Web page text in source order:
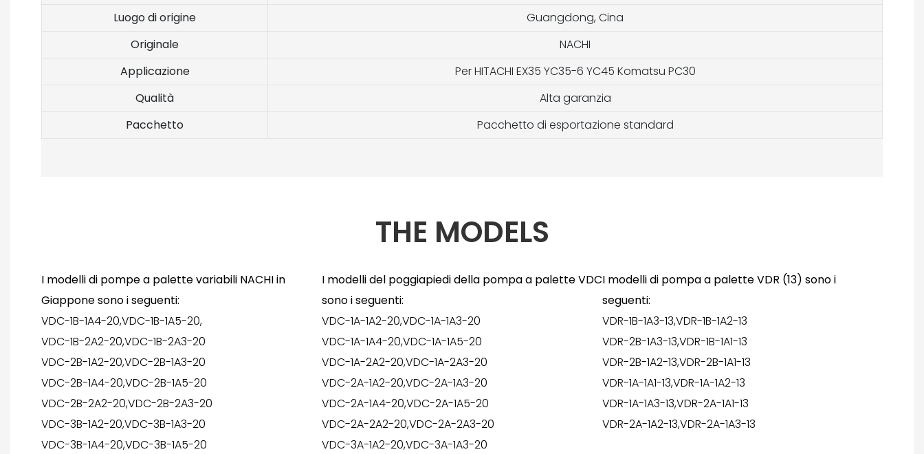
Luogo di origine
Guangdong, Cina
Originale
NACHI
Applicazione
Per HITACHI EX35 YC35-6 YC45 Komatsu PC30
Qualità
Alta garanzia
Pacchetto
Pacchetto di esportazione standard
THE MODELS
I modelli di pompe a palette variabili NACHI in
Giappone sono i seguenti:
VDC-1B-1A4-20,VDC-1B-1A5-20,
VDC-1B-2A2-20,VDC-1B-2A3-20
VDC-2B-1A2-20,VDC-2B-1A3-20
VDC-2B-1A4-20,VDC-2B-1A5-20
VDC-2B-2A2-20,VDC-2B-2A3-20
VDC-3B-1A2-20,VDC-3B-1A3-20
VDC-3B-1A4-20,VDC-3B-1A5-20
I modelli del poggiapiedi della pompa a palette VDC
sono i seguenti:
VDC-1A-1A2-20,VDC-1A-1A3-20
VDC-1A-1A4-20,VDC-1A-1A5-20
VDC-1A-2A2-20,VDC-1A-2A3-20
VDC-2A-1A2-20,VDC-2A-1A3-20
VDC-2A-1A4-20,VDC-2A-1A5-20
VDC-2A-2A2-20,VDC-2A-2A3-20
VDC-3A-1A2-20,VDC-3A-1A3-20
I modelli di pompa a palette VDR (13) sono i
seguenti:
VDR-1B-1A3-13,VDR-1B-1A2-13
VDR-2B-1A3-13,VDR-1B-1A1-13
VDR-2B-1A2-13,VDR-2B-1A1-13
VDR-1A-1A1-13,VDR-1A-1A2-13
VDR-1A-1A3-13,VDR-2A-1A1-13
VDR-2A-1A2-13,VDR-2A-1A3-13